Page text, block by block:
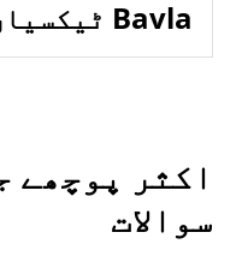
Bavla ٹیکسیاں
اکثر پوچھے
سوالات